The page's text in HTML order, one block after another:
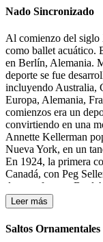
Nado Sincronizado
Al comienzo del siglo
como ballet acuático.
en Berlín, Alemania.
deporte se fue
incluyendo Australia,
Europa, Alemania,
comienzos era un
convirtiendo en una
Annette Kellerman
Nueva York, en un
En 1924, la primera
Canadá, con Peg
deporte fueron:
MacKellar, Teresa
competiciones de
Durante los años 30
competiciones en
Leer más
Saltos Ornamentales